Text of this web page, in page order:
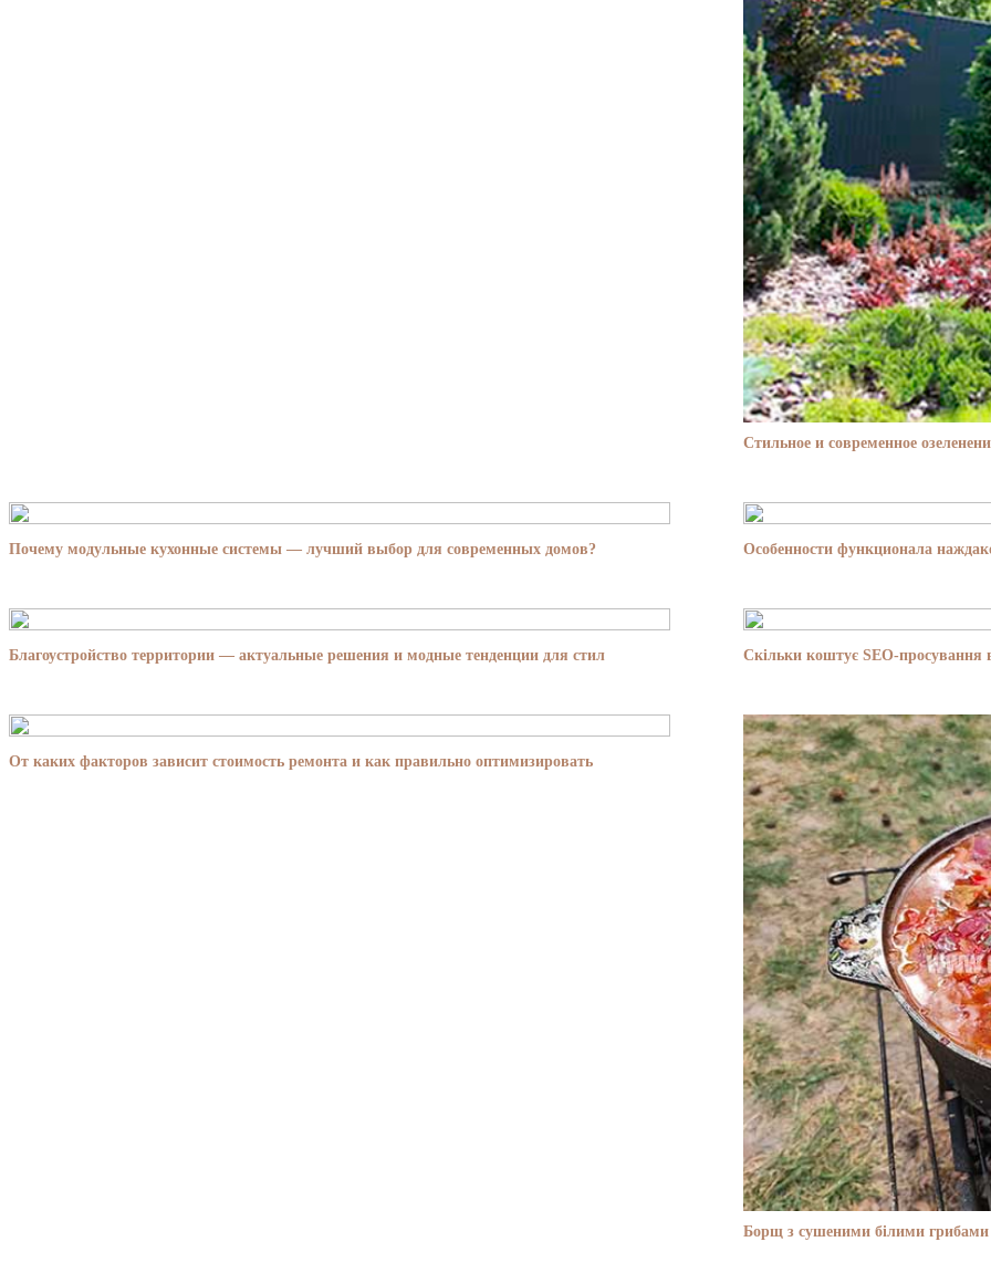
Стильное и современное
Почему модульные кухонные системы — лучший выбор для современных домов? Особенности функционала
Благоустройство территории — актуальные решения и модные тенденции для стил Скільки коштує SEO-просування
От каких факторов зависит стоимость ремонта и как правильно оптимизировать
Борщ з сушеними білими грибами